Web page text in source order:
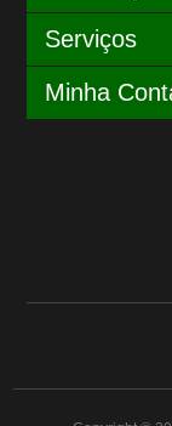
Serviços
Minha